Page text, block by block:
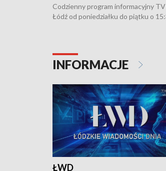
Codzienny program informacyjny
Łódź od poniedziałku do piątku o
INFORMACJE
ŁWD